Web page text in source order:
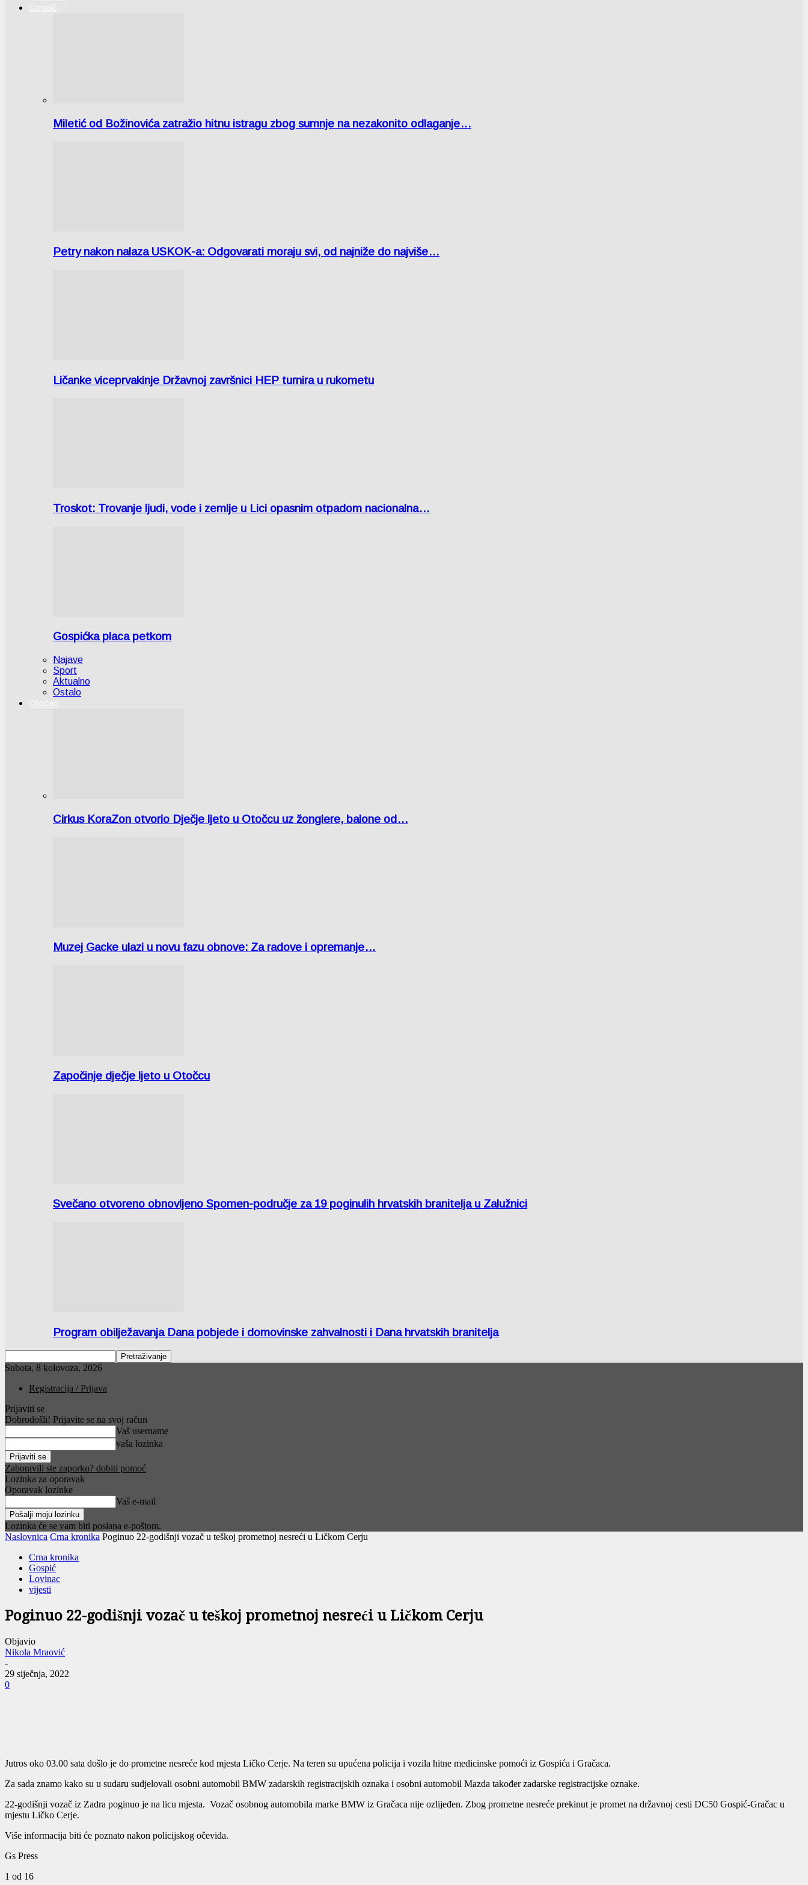
Gospić
Miletić od Božinovića zatražio hitnu istragu zbog sumnje na nezakonito odlaganje…
Petry nakon nalaza USKOK-a: Odgovarati moraju svi, od najniže do najviše…
Ličanke viceprvakinje Državnoj završnici HEP turnira u rukometu
Troskot: Trovanje ljudi, vode i zemlje u Lici opasnim otpadom nacionalna…
Gospićka placa petkom
Najave
Sport
Aktualno
Ostalo
Otočac
Cirkus KoraZon otvorio Dječje ljeto u Otočcu uz žonglere, balone od…
Muzej Gacke ulazi u novu fazu obnove: Za radove i opremanje…
Započinje dječje ljeto u Otočcu
Svečano otvoreno obnovljeno Spomen-područje za 19 poginulih hrvatskih branitelja u Zalužnici
Program obilježavanja Dana pobjede i domovinske zahvalnosti i Dana hrvatskih branitelja
Subota, 8 kolovoza, 2026
Registracija / Prijava
Prijaviti se
Dobrodošli! Prijavite se na svoj račun
Vaš username
vaša lozinka
Zaboravili ste zaporku? dobiti pomoć
Lozinka za oporavak
Oporavak lozinke
Vaš e-mail
Lozinka će se vam biti poslana e-poštom.
Naslovnica Crna kronika Poginuo 22-godišnji vozač u teškoj prometnoj nesreći u Ličkom Cerju
Crna kronika
Gospić
Lovinac
vijesti
Poginuo 22-godišnji vozač u teškoj prometnoj nesreći u Ličkom Cerju
Objavio
Nikola Mraović
-
29 siječnja, 2022
0
Jutros oko 03.00 sata došlo je do prometne nesreće kod mjesta Ličko Cerje. Na teren su upućena policija i vozila hitne medicinske pomoći iz Gospića i Gračaca.
Za sada znamo kako su u sudaru sudjelovali osobni automobil BMW zadarskih registracijskih oznaka i osobni automobil Mazda također zadarske registracijske oznake.
22-godišnji vozač iz Zadra poginuo je na licu mjesta. Vozač osobnog automobila marke BMW iz Gračaca nije ozlijeđen. Zbog prometne nesreće prekinut je promet na državnoj cesti DC50 Gospić-Gračac u
mjestu Ličko Cerje.
Više informacija biti će poznato nakon policijskog očevida.
Gs Press
1 od 16